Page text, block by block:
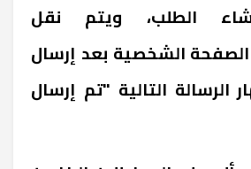
الطلب، ويتم نقل
الشخصية بعد إرسال
الرسالة التالية "تم إرسال